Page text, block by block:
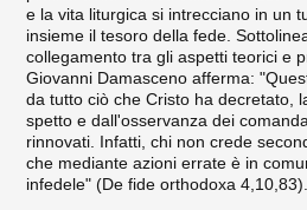
e la vita liturgica si intrecciano in un
insieme il tesoro della fede.
collegamento tra gli aspetti teorici e
Giovanni Damasceno afferma:
da tutto ciò che Cristo ha decretato,
spetto e dall'osservanza dei
rinno­vati. Infatti, chi non crede
che mediante azioni errate è in
infedele" (De fide orthodoxa 4,10,83).